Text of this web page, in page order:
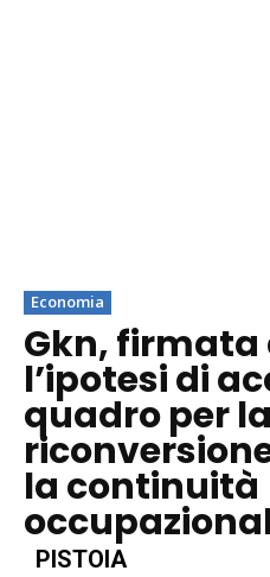
Economia
Gkn, firmata
l’ipotesi di
quadro per la
la continuità
PISTOIA